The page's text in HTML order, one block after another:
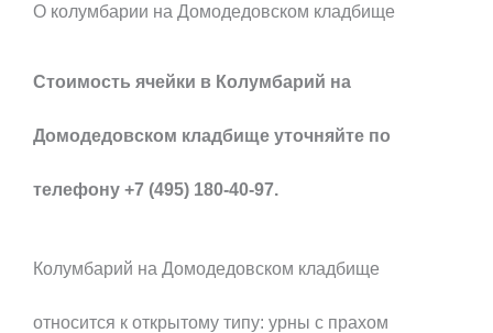
О колумбарии на Домодедовском кладбище
Стоимость ячейки в Колумбарий на
Домодедовском кладбище уточняйте по
телефону +7 (495) 180-40-97.
Колумбарий на Домодедовском кладбище
относится к открытому типу: урны с прахом